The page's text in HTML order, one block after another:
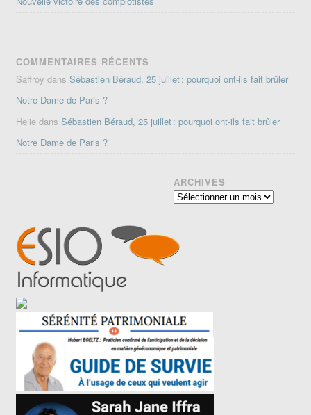
COMMENTAIRES RÉCENTS
Saffroy dansSébastien Béraud, 25 juillet : pourquoi ont-ils fait brûler
Notre Dame de Paris ?
Helie dansSébastien Béraud, 25 juillet : pourquoi ont-ils fait brûler
Notre Dame de Paris ?
ARCHIVES
Archives